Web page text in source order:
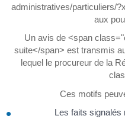
administratives/particuliers/
aux
Un avis de <span
suite</span> est transmis
lequel le procureur de la
Ces motifs
Les faits signalés